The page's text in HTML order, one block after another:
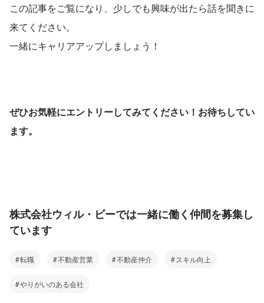
この記事をご覧になり、少しでも興味が出たら話を聞きに
来てください。
一緒にキャリアアップしましょう！
ぜひお気軽にエントリーしてみてください！お待ちしてい
ます。
株式会社ウィル・ビーでは一緒に働く仲間を募集し
ています
転職 不動産営業 不動産仲介 スキル向上
やりがいのある会社